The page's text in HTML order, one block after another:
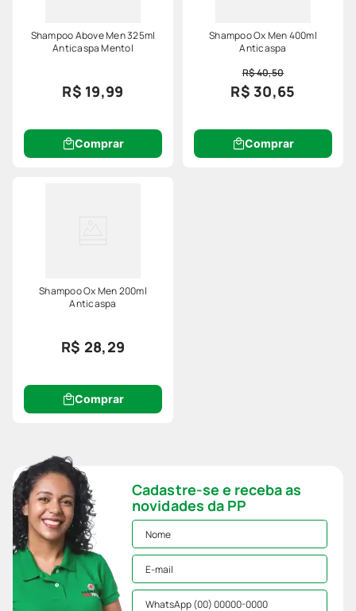
Shampoo Above Men 325ml
Anticaspa Mentol
R$ 19,99
Comprar
Shampoo Ox Men 400ml
Anticaspa
R$ 40,50
R$ 30,65
Comprar
Shampoo Ox Men 200ml
Anticaspa
R$ 28,29
Comprar
Cadastre-se e receba as
novidades da PP